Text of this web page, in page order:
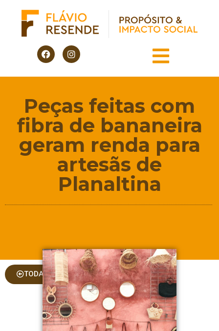
Peças feitas com
fibra de bananeira
geram renda para
artesãs de
Planaltina
TODAS AS COLUNAS